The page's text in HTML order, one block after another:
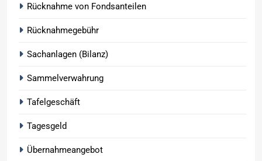
Rücknahme von Fondsanteilen
Rücknahmegebühr
Sachanlagen (Bilanz)
Sammelverwahrung
Tafelgeschäft
Tagesgeld
Übernahmeangebot